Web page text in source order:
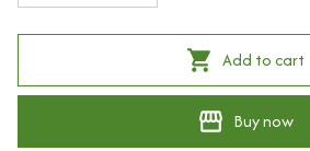
Add to cart
Buy now